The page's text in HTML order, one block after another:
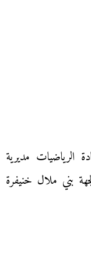
الرياضيات مديرية
التصحيح لجهة بني ملال خنيفرة